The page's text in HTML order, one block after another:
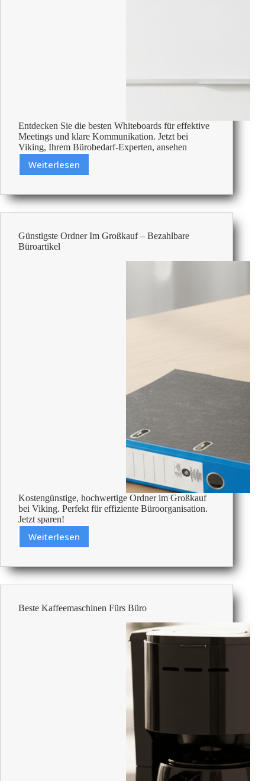
Entdecken Sie die besten Whiteboards für effektive
Meetings und klare Kommunikation. Jetzt bei
Viking, Ihrem Bürobedarf-Experten, ansehen
Weiterlesen
Die
Whiteboards
Für
Besprechungsräume
Günstigste Ordner Im Großkauf – Bezahlbare
Büroartikel
Kostengünstige, hochwertige Ordner im Großkauf
bei Viking. Perfekt für effiziente Büroorganisation.
Jetzt sparen!
Weiterlesen
Günstigste
Im
Großkauf
–
Büroartikel
Beste Kaffeemaschinen Fürs Büro